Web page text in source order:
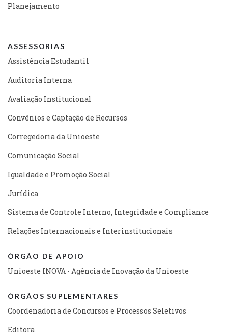
Planejamento
ASSESSORIAS
Assistência Estudantil
Auditoria Interna
Avaliação Institucional
Convênios e Captação de Recursos
Corregedoria da Unioeste
Comunicação Social
Igualdade e Promoção Social
Jurídica
Sistema de Controle Interno, Integridade e Compliance
Relações Internacionais e Interinstitucionais
ÓRGÃO DE APOIO
Unioeste INOVA - Agência de Inovação da Unioeste
ÓRGÃOS SUPLEMENTARES
Coordenadoria de Concursos e Processos Seletivos
Editora